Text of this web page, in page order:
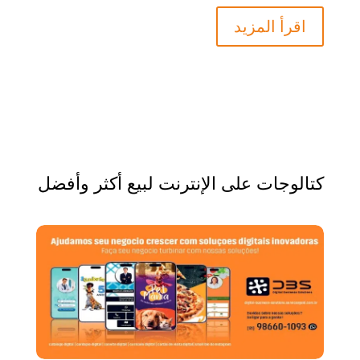
اقرأ المزيد
كتالوجات على الإنترنت لبيع أكثر وأفضل